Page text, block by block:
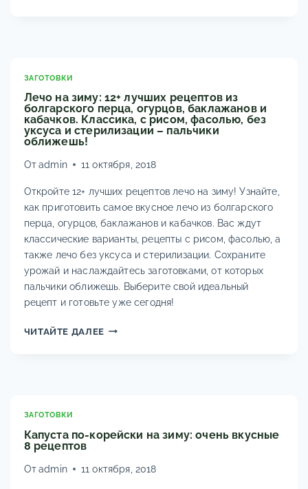
РЕЦЕПТЫ
ГУСТОГО
ГРУШЕВОГО
ЗАГОТОВКИ
Лечо на зиму: 12+ лучших рецептов из
болгарского перца, огурцов, баклажанов и
кабачков. Классика, с рисом, фасолью, без
уксуса и стерилизации – пальчики
оближешь!
Отadmin 11 октября, 2018
Откройте 12+ лучших рецептов лечо на зиму! Узнайте,
как приготовить самое вкусное лечо из болгарского
перца, огурцов, баклажанов и кабачков. Вас ждут
классические варианты, рецепты с рисом, фасолью, а
также лечо без уксуса и стерилизации. Сохраните
урожай и наслаждайтесь заготовками, от которых
пальчики оближешь. Выберите свой идеальный
рецепт и готовьте уже сегодня!
ЧИТАЙТЕ ДАЛЕЕЛЕЧО
БОЛГАРСКОГО
ПЕРЦА,
БАКЛАЖАНОВ
ЗАГОТОВКИ
Капуста по-корейски на зиму: очень вкусные
8 рецептов
Отadmin 11 октября, 2018